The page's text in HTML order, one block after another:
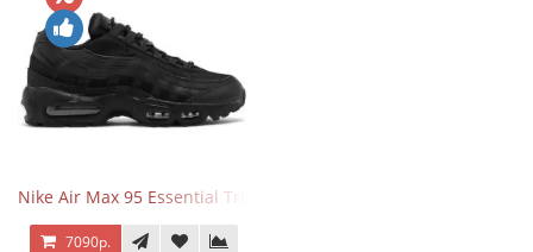
Nike Air Max 95 Essential Triple Black
7090р.